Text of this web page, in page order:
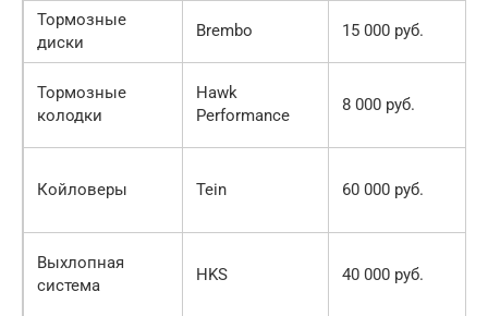
Тормозные
диски
Brembo 15 000 руб.
Тормозные
колодки
Hawk
Performance
8 000 руб.
Койловеры Tein 60 000 руб.
Выхлопная
система
HKS 40 000 руб.